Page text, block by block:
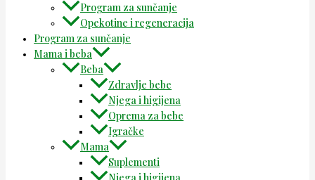
Program za sunčanje
Opekotine i regeneracija
Program za sunčanje
Mama i beba
Beba
Zdravlje bebe
Njega i higijena
Oprema za bebe
Igračke
Mama
Suplementi